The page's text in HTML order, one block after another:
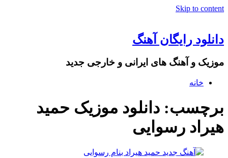
Skip to content
دانلود رایگان آهنگ
موزیک و آهنگ های ایرانی و خارجی جدید
خانه
برچسب: دانلود موزیک حمید
هیراد رسوایی